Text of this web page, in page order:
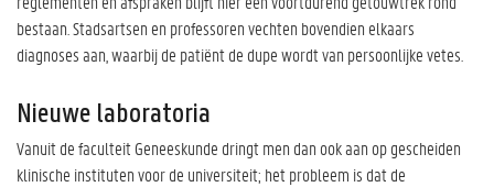
bestaan. Stadsartsen en professoren vechten bovendien elkaars
diagnoses aan, waarbij de patiënt de dupe wordt van persoonlijke vetes.
Nieuwe laboratoria
Vanuit de faculteit Geneeskunde dringt men dan ook aan op gescheiden
klinische instituten voor de universiteit; het probleem is dat de